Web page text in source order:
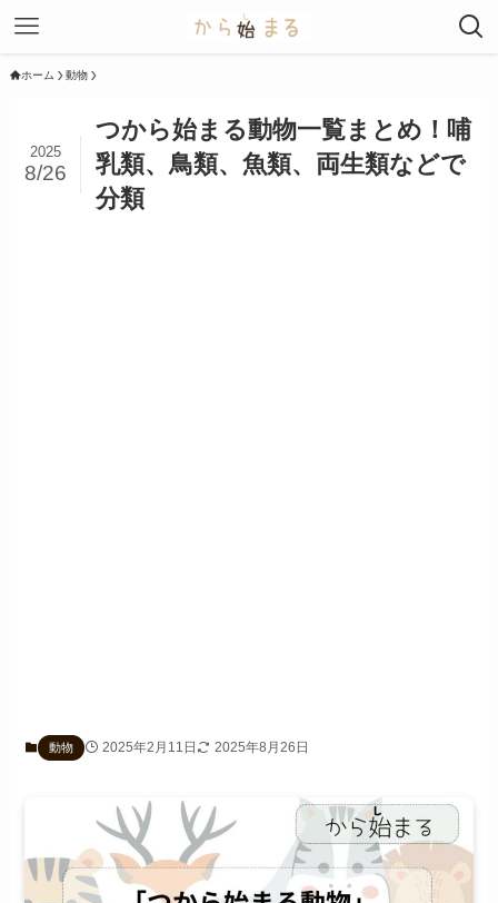
ホーム 動物
つから始まる動物一覧まとめ！哺
乳類、鳥類、魚類、両生類などで
分類
2025
8/26
動物 2025年2月11日 2025年8月26日